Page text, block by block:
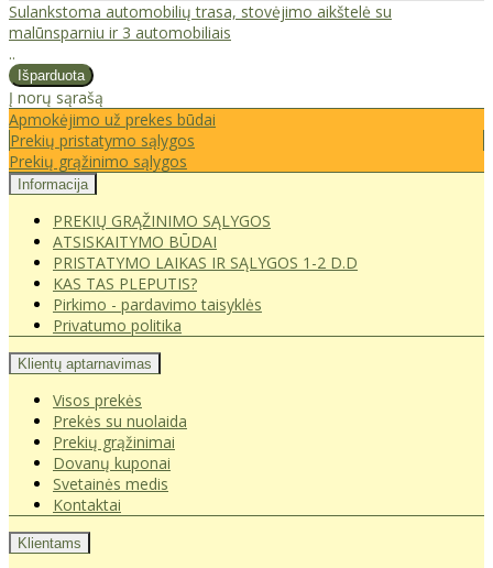
Sulankstoma automobilių trasa, stovėjimo aikštelė su
malūnsparniu ir 3 automobiliais
..
Į norų sąrašą
Apmokėjimo už prekes būdai
Prekių pristatymo sąlygos
Prekių grąžinimo sąlygos
Informacija
PREKIŲ GRĄŽINIMO SĄLYGOS
ATSISKAITYMO BŪDAI
PRISTATYMO LAIKAS IR SĄLYGOS 1-2 D.D
KAS TAS PLEPUTIS?
Pirkimo - pardavimo taisyklės
Privatumo politika
Klientų aptarnavimas
Visos prekės
Prekės su nuolaida
Prekių grąžinimai
Dovanų kuponai
Svetainės medis
Kontaktai
Klientams